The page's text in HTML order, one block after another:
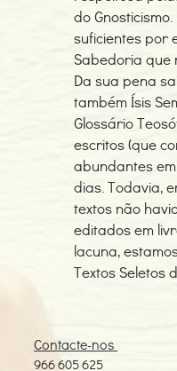
do
suficientes por
Sabedoria que
Da sua pena
também Ísis
Glossário
escritos (que
abundantes
dias. Todavia,
textos não
editados em
lacuna,
Textos Seletos
Contacte-nos
966 605 625